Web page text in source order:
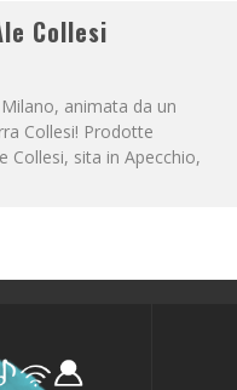
Collesi
animata da un
Collesi! Prodotte
Collesi, sita in Apecchio,